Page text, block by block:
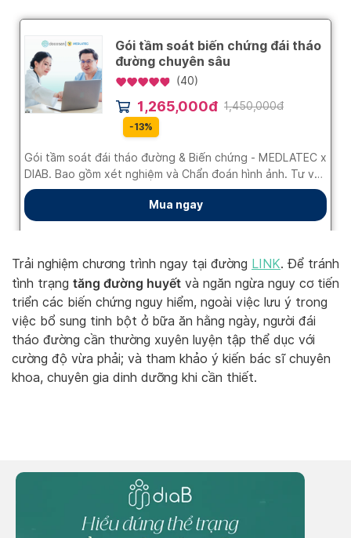
Trải nghiệm chương trình ngay tại đường LINK. Để tránh
tình trạng tăng đường huyết và ngăn ngừa nguy cơ tiến
triển các biến chứng nguy hiểm, ngoài việc lưu ý trong
việc bổ sung tinh bột ở bữa ăn hằng ngày, người đái
tháo đường cần thường xuyên luyện tập thể dục với
cường độ vừa phải; và tham khảo ý kiến bác sĩ chuyên
khoa, chuyên gia dinh dưỡng khi cần thiết.